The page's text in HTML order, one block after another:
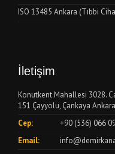
ISO 13485 Ankara (Tıbbi
İletişim
Konutkent Mahallesi 3028.
151 Çayyolu, Çankaya Ankara
Cep:
+90 (536) 066
Email: